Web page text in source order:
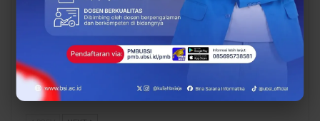
PKM BIMA
Hadirkan SIMKURING
untuk Perkuat
Transformasi Digital
UMKM…
Tak Lagi Menunggu
Mesin Rusak,
Mahasiswa UBSI
Kampus Tasikmalaya